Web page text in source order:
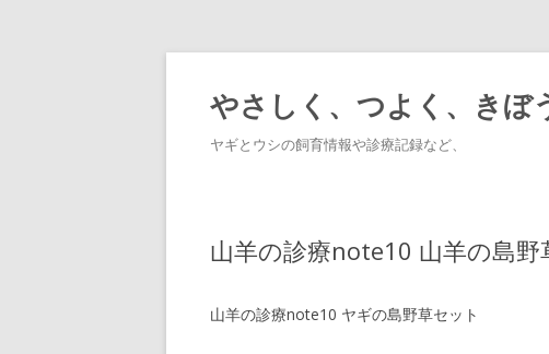
やさしく、つよく、きぼ
ヤギとウシの飼育情報や診療記録など、
山羊の診療note10 山羊の島野
山羊の診療note10 ヤギの島野草セット